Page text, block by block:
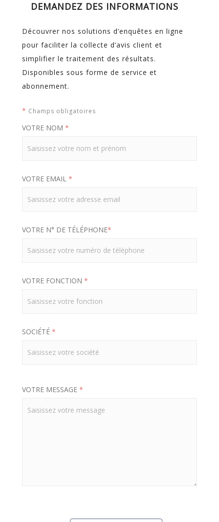
DEMANDEZ DES INFORMATIONS
Découvrer nos solutions d’enquêtes en ligne
pour faciliter la collecte d’avis client et
simplifier le traitement des résultats.
Disponibles sous forme de service et
abonnement.
* Champs obligatoires
VOTRE NOM *
VOTRE EMAIL *
VOTRE N° DE TÉLÉPHONE*
VOTRE FONCTION *
SOCIÉTÉ *
VOTRE MESSAGE *